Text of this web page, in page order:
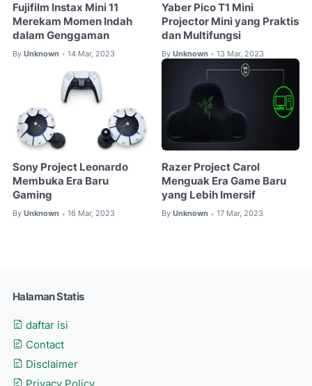
Fujifilm Instax Mini 11
Merekam Momen Indah
dalam Genggaman
By Unknown • 14 Mar, 2023
Yaber Pico T1 Mini
Projector Mini yang Praktis
dan Multifungsi
By Unknown • 13 Mar, 2023
Sony Project Leonardo
Membuka Era Baru
Gaming
By Unknown • 16 Mar, 2023
Razer Project Carol
Menguak Era Game Baru
yang Lebih Imersif
By Unknown • 17 Mar, 2023
Halaman Statis
daftar isi
Contact
Disclaimer